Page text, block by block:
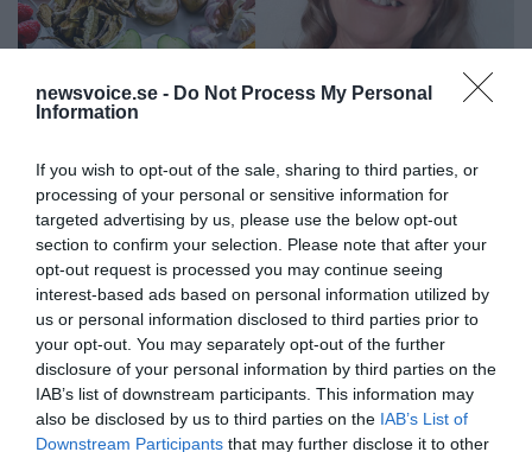
newsvoice.se - Do Not Process My Personal
Information
If you wish to opt-out of the sale, sharing to third parties, or
processing of your personal or sensitive information for
targeted advertising by us, please use the below opt-out
section to confirm your selection. Please note that after your
opt-out request is processed you may continue seeing
interest-based ads based on personal information utilized by
us or personal information disclosed to third parties prior to
your opt-out. You may separately opt-out of the further
disclosure of your personal information by third parties on the
IAB’s list of downstream participants. This information may
also be disclosed by us to third parties on the IAB’s List of
Downstream Participants that may further disclose it to other
Feberns viktiga roll för ett
välfungerande immunsystem
ANNONS